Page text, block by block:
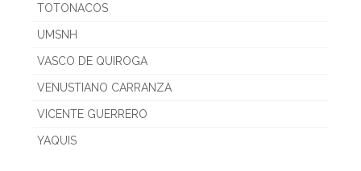
TOTONACOS
UMSNH
VASCO DE QUIROGA
VENUSTIANO CARRANZA
VICENTE GUERRERO
YAQUIS